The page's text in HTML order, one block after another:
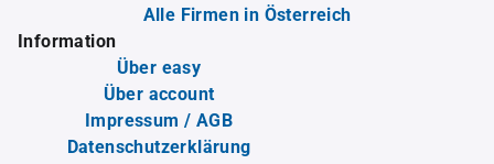
Alle Firmen in Österreich
Information
Über easy
Über account
Impressum / AGB
Datenschutzerklärung